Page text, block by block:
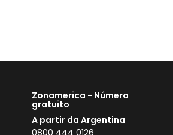
Zonamerica - Número
gratuito
A partir da Argentina